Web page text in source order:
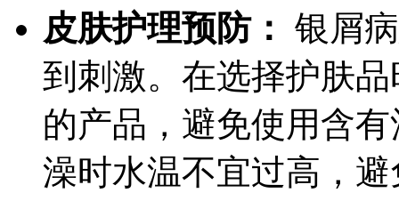
皮肤护理预防： 银屑
到刺激。在选择护肤
的产品，避免使用含
澡时水温不宜过高，